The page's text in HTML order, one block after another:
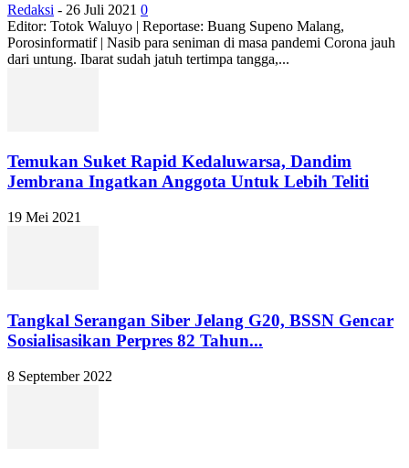
Redaksi - 26 Juli 2021 0
Editor: Totok Waluyo | Reportase: Buang Supeno Malang,
Porosinformatif | Nasib para seniman di masa pandemi Corona jauh
dari untung. Ibarat sudah jatuh tertimpa tangga,...
Temukan Suket Rapid Kedaluwarsa, Dandim
Jembrana Ingatkan Anggota Untuk Lebih Teliti
19 Mei 2021
Tangkal Serangan Siber Jelang G20, BSSN Gencar
Sosialisasikan Perpres 82 Tahun...
8 September 2022